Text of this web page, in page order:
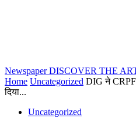
Newspaper DISCOVER THE
Home Uncategorized DIG ने CRPF
दिया...
Uncategorized